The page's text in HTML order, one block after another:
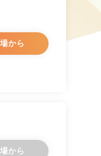
から
から